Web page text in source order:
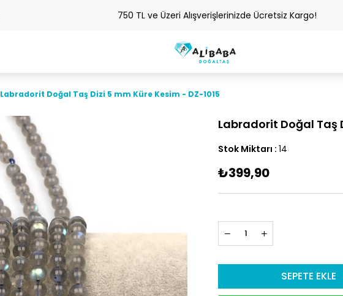
750 TL ve Üzeri Alışverişlerinizde Ücretsiz Kargo!
Labradorit Doğal Taş Dizi 5 mm Küre Kesim - DZ-1015
Labradorit Doğal Taş
Stok Miktarı : 14
₺399,90